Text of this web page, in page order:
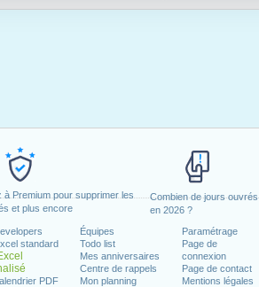
à Premium pour supprimer les
et plus encore
Combien de jours ouvrés
en 2026 ?
standard
PDF
Équipes
Todo list
Mes anniversaires
Centre de rappels
Mon planning
Paramétrage
Page de
connexion
Page de contact
Mentions légales